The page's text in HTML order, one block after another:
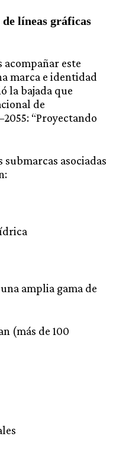
líneas gráficas
acompañar este
marca e identidad
la bajada que
de
“Proyectando
asociadas
amplia gama de
(más de 100